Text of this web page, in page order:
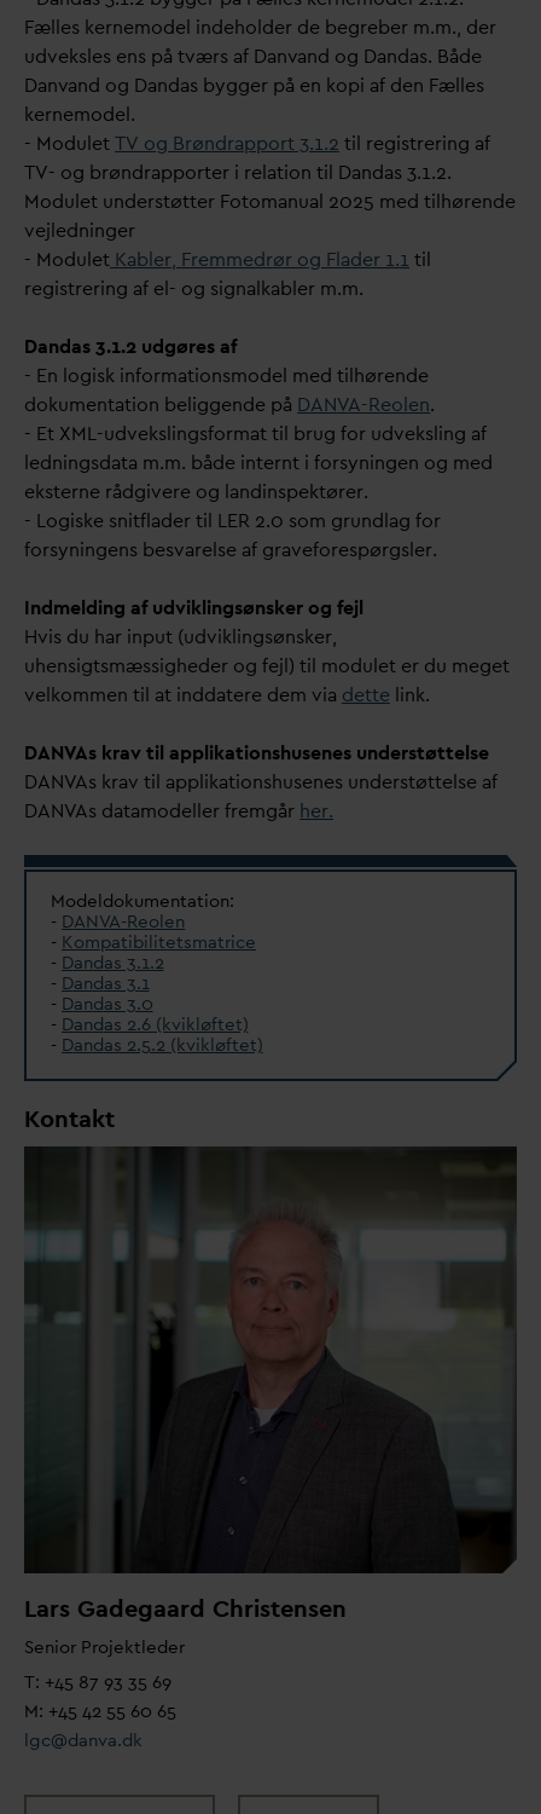
Fælles kernemodel indeholder de begreber m.m., der
udveksles ens på tværs af Danvand og Dandas. Både
Danvand og Dandas bygger på en kopi af den Fælles
kernemodel.
- ModuletTV og Brøndrapport 3.1.2 til registrering af
TV- og brøndrapporter i relation til Dandas 3.1.2.
Modulet understøtter Fotomanual 2025 med tilhørende
vejledninger
- Modulet Kabler, Fremmedrør og Flader 1.1 til
registrering af el- og signalkabler m.m.
Dandas 3.1.2 udgøres af
- En logisk informationsmodel med tilhørende
dokumentation beliggende på DANVA-Reolen.
- Et XML-udvekslingsformat til brug for udveksling af
ledningsdata m.m. både internt i forsyningen og med
eksterne rådgivere og landinspektører.
- Logiske snitflader til LER 2.0 som grundlag for
forsyningens besvarelse af graveforespørgsler.
Indmelding af udviklingsønsker og fejl
Hvis du har input (udviklingsønsker,
uhensigtsmæssigheder og fejl) til modulet er du meget
velkommen til at inddatere dem via dette link.
DANVAs krav til applikationshusenes understøttelse
DANVAs krav til applikationshusenes understøttelse af
DANVAs datamodeller fremgår her.
Modeldokumentation:
- DANVA-Reolen
- Kompatibilitetsmatrice
- Dandas 3.1.2
- Dandas 3.1
- Dandas 3.0
- Dandas 2.6 (kvikløftet)
- Dandas 2.5.2 (kvikløftet)
Kontakt
Lars Gadegaard Christensen
Senior Projektleder
T: +45 87 93 35 69
M: +45 42 55 60 65
lgc@danva.dk